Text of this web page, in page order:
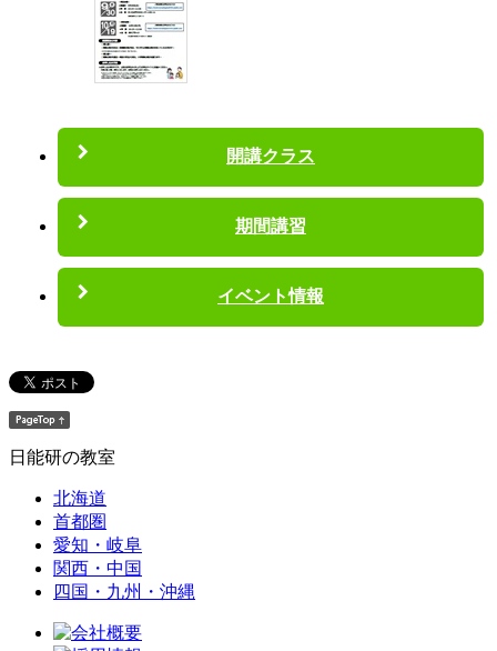
開講クラス
期間講習
イベント情報
日能研の教室
北海道
首都圏
愛知・岐阜
関西・中国
四国・九州・沖縄